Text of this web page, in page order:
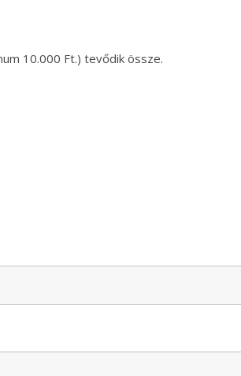
10.000 Ft.) tevődik össze.